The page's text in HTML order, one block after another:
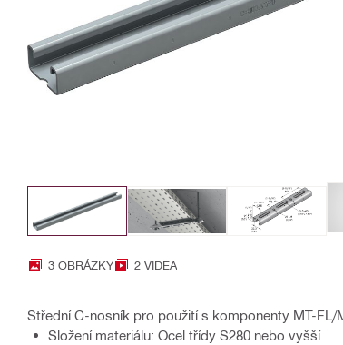
3 OBRÁZKY 2 VIDEA
Střední C-nosník pro použití s komponenty MT-FL/
Složení materiálu: Ocel třídy S280 nebo vyšší